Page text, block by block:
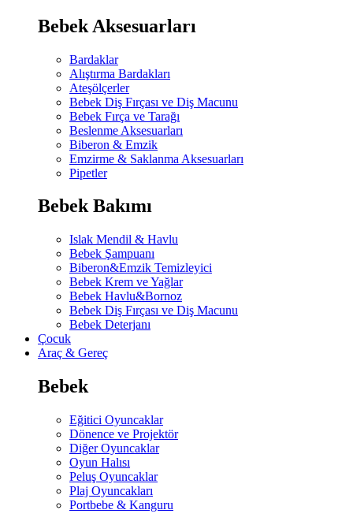
Bebek Aksesuarları
Bardaklar
Alıştırma Bardakları
Ateşölçerler
Bebek Diş Fırçası ve Diş Macunu
Bebek Fırça ve Tarağı
Beslenme Aksesuarları
Biberon & Emzik
Emzirme & Saklanma Aksesuarları
Pipetler
Bebek Bakımı
Islak Mendil & Havlu
Bebek Şampuanı
Biberon&Emzik Temizleyici
Bebek Krem ve Yağlar
Bebek Havlu&Bornoz
Bebek Diş Fırçası ve Diş Macunu
Bebek Deterjanı
Çocuk
Araç & Gereç
Bebek
Eğitici Oyuncaklar
Dönence ve Projektör
Diğer Oyuncaklar
Oyun Halısı
Peluş Oyuncaklar
Plaj Oyuncakları
Portbebe & Kanguru